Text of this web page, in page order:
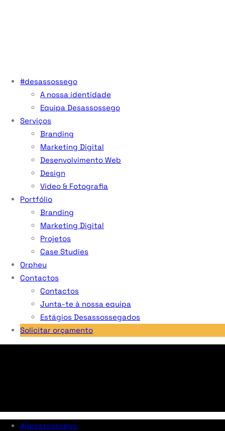
#desassossego
A nossa identidade
Equipa Desassossego
Serviços
Branding
Marketing Digital
Desenvolvimento Web
Design
Vídeo & Fotografia
Portfólio
Branding
Marketing Digital
Projetos
Case Studies
Orpheu
Contactos
Contactos
Junta-te à nossa equipa
Estágios Desassossegados
Solicitar orçamento
#desassossego